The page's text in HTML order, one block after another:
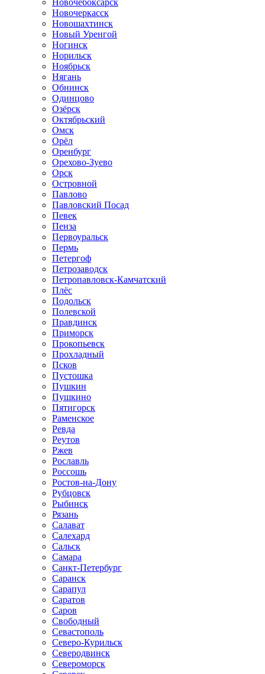
Новочебоксарск
Новочеркасск
Новошахтинск
Новый Уренгой
Ногинск
Норильск
Ноябрьск
Нягань
Обнинск
Одинцово
Озёрск
Октябрьский
Омск
Орёл
Оренбург
Орехово-Зуево
Орск
Островной
Павлово
Павловский Посад
Певек
Пенза
Первоуральск
Пермь
Петергоф
Петрозаводск
Петропавловск-Камчатский
Плёс
Подольск
Полевской
Правдинск
Приморск
Прокопьевск
Прохладный
Псков
Пустошка
Пушкин
Пушкино
Пятигорск
Раменское
Ревда
Реутов
Ржев
Рославль
Россошь
Ростов-на-Дону
Рубцовск
Рыбинск
Рязань
Салават
Салехард
Сальск
Самара
Санкт-Петербург
Саранск
Сарапул
Саратов
Саров
Свободный
Севастополь
Северо-Курильск
Северодвинск
Североморск